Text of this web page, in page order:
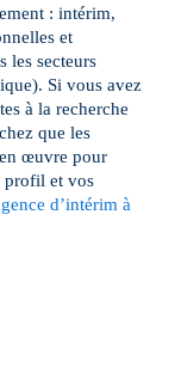
: intérim,
et
les secteurs
Si vous avez
à la recherche
que les
œuvre pour
profil et vos
d’intérim à